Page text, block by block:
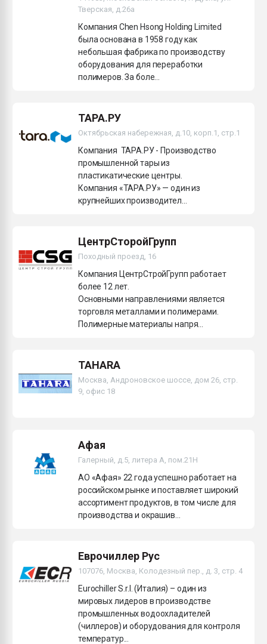
Тверская, д.26а
Компания Chen Hsong Holding Limited
была основана в 1958 году как
небольшая фабрика по производству
оборудования для переработки
полимеров. За боле...
ТАРА.РУ
Октябрьская набережная, д.10, корп.1, стр.1
Компания ТАРА.РУ - Производство
промышленной тары из
пластикатические центры.
Компания «ТАРА.РУ» — один из
крупнейших производител...
ЦентрСторойГрупп
Походный проезд, 16
Компания ЦентрСтройГрупп работает
более 12 лет.
Основными направлениями является
торговля металлами и полимерами.
Полимерные материалы напря...
TAHARA
Москва, Андроновское шоссе, дом 26, стр.
9, офис 18
Афая
Галерный, д.5, литера А, пом.21H
АО «Афая» 22 года успешно работает на
российском рынке и поставляет широкий
ассортимент продуктов, в том числе для
производства и окрашив...
Еврочиллер Рус
107076, Москва, Колодезный пер., д. 3, стр. 4
Eurochiller S.r.l. (Италия) – один из
мировых лидеров в производстве
промышленных водоохладителей
(чиллеров) и оборудования для контроля
температур...